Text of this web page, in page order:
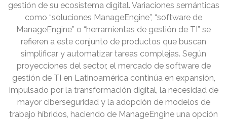
gestión de su ecosistema digital. Variaciones semánticas
como “soluciones ManageEngine”, “software de
ManageEngine” o “herramientas de gestión de TI” se
refieren a este conjunto de productos que buscan
simplificar y automatizar tareas complejas. Según
proyecciones del sector, el mercado de software de
gestión de TI en Latinoamérica continúa en expansión,
impulsado por la transformación digital, la necesidad de
mayor ciberseguridad y la adopción de modelos de
trabajo híbridos, haciendo de ManageEngine una opción